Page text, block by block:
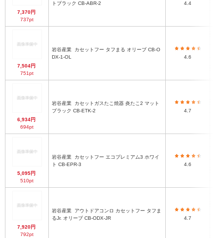
7,370円
737pt
トブラック CB-ABR-2
4.4
7,504円
751pt
岩谷産業
DX-1-OL
4.6
6,934円
694pt
岩谷産業
ブラック CB-ETK-2
4.7
5,095円
510pt
岩谷産業
ト CB-EPR-3
4.6
7,920円
792pt
岩谷産業
るJr. オリーブ CB-ODX-JR
4.7